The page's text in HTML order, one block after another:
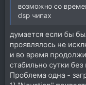
возможно со
dsp чипах
думается если бы
проявлялось не
и во время
стабильно сутки
Проблема одна -